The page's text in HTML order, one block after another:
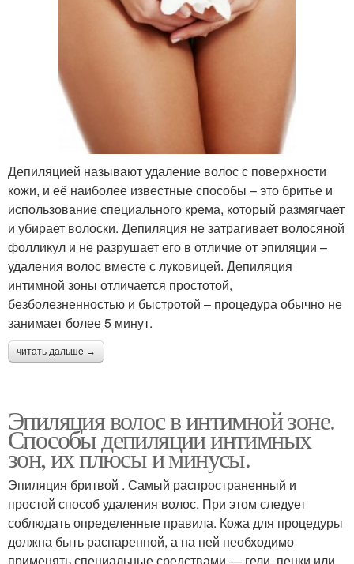
Депиляцией называют удаление волос с поверхности
кожи, и её наиболее известные способы – это бритье и
использование специального крема, который размягчает
и убирает волоски. Депиляция не затрагивает волосяной
фолликул и не разрушает его в отличие от эпиляции –
удаления волос вместе с луковицей. Депиляция
интимной зоны отличается простотой,
безболезненностью и быстротой – процедура обычно не
занимает более 5 минут.
читать дальше →
Эпиляция волос в интимной зоне.
Способы депиляции интимных
зон, их плюсы и минусы.
Эпиляция бритвой . Самый распространенный и
простой способ удаления волос. При этом следует
соблюдать определенные правила. Кожа для процедуры
должна быть распаренной, а на ней необходимо